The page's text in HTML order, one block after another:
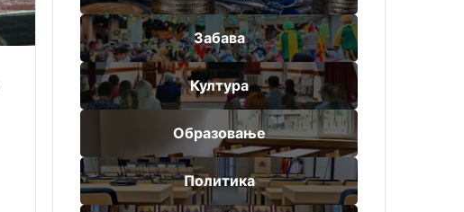
Забава
Култура
Образовање
Политика